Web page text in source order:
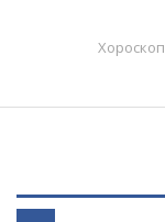
Хороскоп